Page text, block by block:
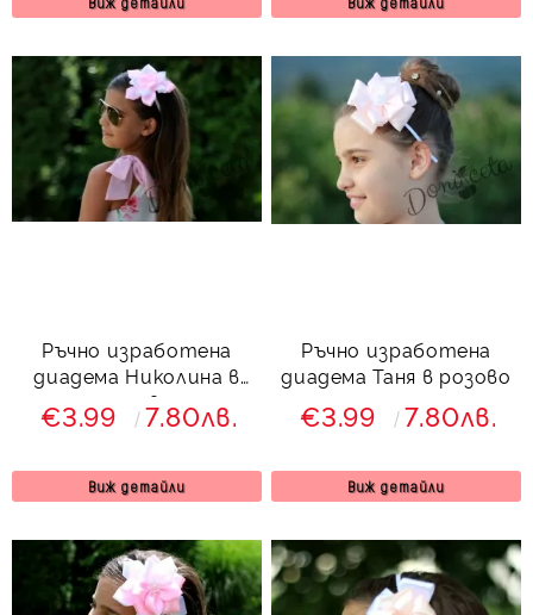
Ръчно изработена
диадема Николина в
розово
€3.99 7.80лв.
Виж детайли
Ръчно изработена
диадема Таня в розово
€3.99 7.80лв.
Виж детайли